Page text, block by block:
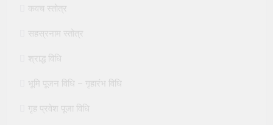
कवच स्तोत्र
सहस्रनाम स्तोत्र
श्राद्ध विधि
भूमि पूजन विधि – गृहारंभ विधि
गृह प्रवेश पूजा विधि